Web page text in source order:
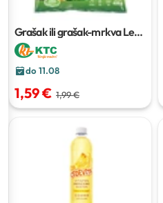
Grašak ili grašak-mrkva Ledo
400 g
do 11.08
1,59 € 1,99 €